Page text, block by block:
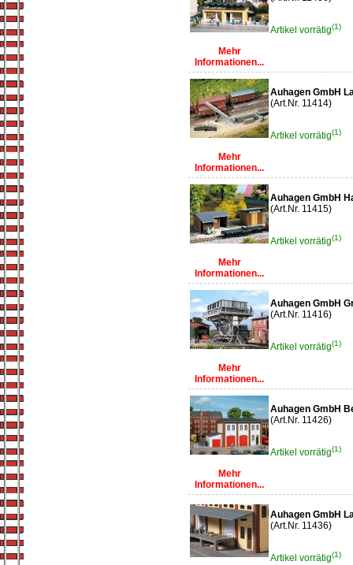
Mehr
Informationen...
Artikel vorrätig(1)
Mehr
Informationen...
Auhagen GmbH
(Art.Nr. 11414)
Artikel vorrätig(1)
Mehr
Informationen...
Auhagen GmbH
(Art.Nr. 11415)
Artikel vorrätig(1)
Mehr
Informationen...
Auhagen GmbH
(Art.Nr. 11416)
Artikel vorrätig(1)
Mehr
Informationen...
Auhagen GmbH
(Art.Nr. 11426)
Artikel vorrätig(1)
Auhagen GmbH
(Art.Nr. 11436)
Artikel vorrätig(1)